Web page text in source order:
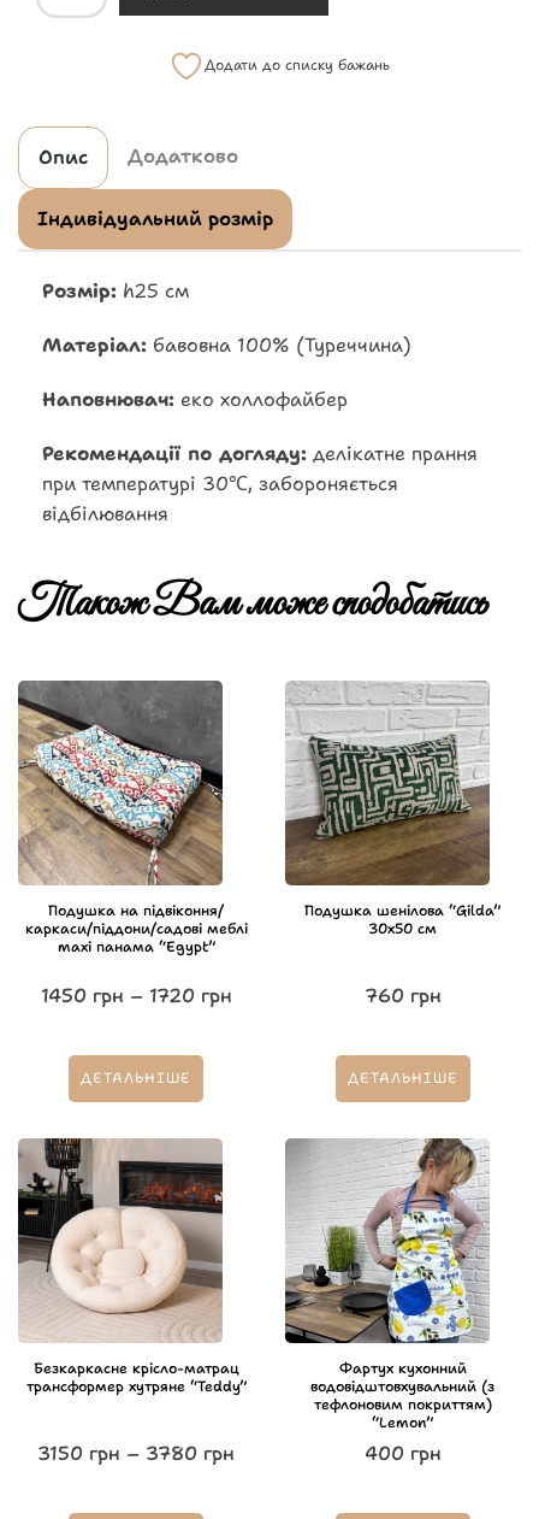
Додати до списку бажань
Опис Додатково
Індивідуальний розмір
Розмір: h25 см
Матеріал: бавовна 100% (Туреччина)
Наповнювач: еко холлофайбер
Рекомендації по догляду: делікатне прання
при температурі 30℃, забороняється
відбілювання
Також Вам може сподобатись
Подушка на підвіконня/
каркаси/піддони/садові меблі
maxi панама “Egypt”
1450 грн – 1720 грн
ДЕТАЛЬНІШЕ
Подушка шенілова “Gilda”
30х50 см
760 грн
ДЕТАЛЬНІШЕ
Безкаркасне крісло-матрац
трансформер хутряне “Teddy”
3150 грн – 3780 грн
Фартух кухонний
водовідштовхувальний (з
тефлоновим покриттям)
“Lemon”
400 грн